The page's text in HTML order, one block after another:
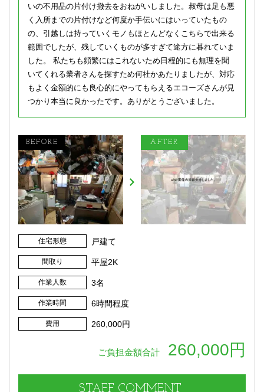
いの不用品の片付け撤去をおねがいしました。叔母は足も悪
く入所までの片付けなど何度か手伝いにはいっていたもの
の、引越しは持っていくモノもほとんどなくこちらで出来る
範囲でしたが、残していくものが多すぎて途方に暮れていま
した。 私たちも頻繁にはこれないため日程的にも無理を聞
いてくれる業者さんを探すため何社かあたりましたが、対応
もよく金額的にも良心的にやってもらえるエコーズさんが見
つかり本当に良かったです。ありがとうございました。
住宅形態 戸建て
間取り 平屋2K
作業人数 3名
作業時間 6時間程度
費用 260,000円
ご負担金額合計 260,000円
STAFF COMMENT